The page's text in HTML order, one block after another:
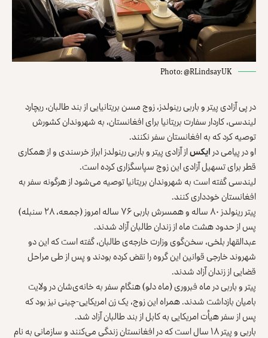
Photo: @RLindsayUK
در پی آزادی پیتر و باربی رینولدز، زوج مسن بریتانیایی از بند طالبان، ریچارد
‌‏لیندسی، کاردار سفارت بریتانیا برای افغانستان، به شهروندان کشورش
‏توصیه ‏کرد که به افغانستان سفر نکنند.‏
او در پیامی درایکساز آزادی پیتر و باربی رینولدز ‏ابراز خرسندی و از ‏همکاری
قطر برای تسهیل آزادی این زوج سپاسگزاری ‏کرده است.‏
لیندسی گفته است به شهروندان بریتانیا توصیه می‌شود از هرگونه سفر به
‌‏افغانستان خودداری کنند.‏
پیتر رینولدز ۸۰ ساله و همسرش باربی ۷۶ ساله امروز (جمعه، ۲۸ سنبله)
پس ‌‏از حدود هشت ماه از زندان طالبان آزاد شدند.‏
عبدالقهار بلخی، سخن‌گوی وزارت خارجه‌ی طالبان، گفته است که این دو
‌‏شهروند خارجی قوانین این گروه را نقض کرده بودند و پس از طی مراحل
‌‏قضایی از زندان آزاد شدند‎.‎
پیتر و باربی در ماه فبروری ‌‏(ماه دلو) هنگام سفر به خانه‌ی‌شان در ‏ولایت
‌‏بامیان ‏بازداشت شدند. همراه این زوج، یک زن امریکایی-چینی ‌‏نیز بود که
پس ‌‏از سفر هیأت امریکایی به کابل از بند طالبان ‏آزاد شد.‏
باربی و پیتر ۱۸ سال است که در افغانستان زندگی می‌کنند و سازمانی به نام